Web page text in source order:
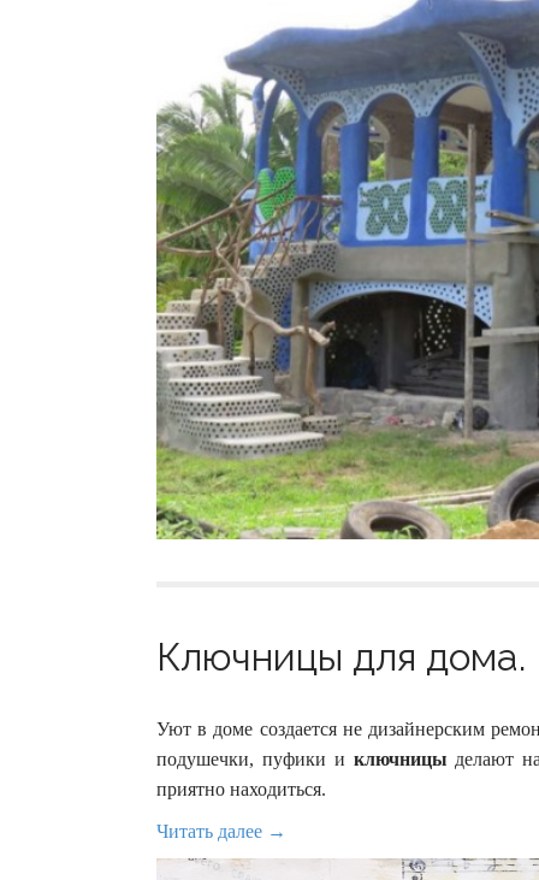
Ключницы для дома.
Уют в доме создается не дизайнерским
подушечки, пуфики и ключницы делают
приятно находиться.
Читать далее →